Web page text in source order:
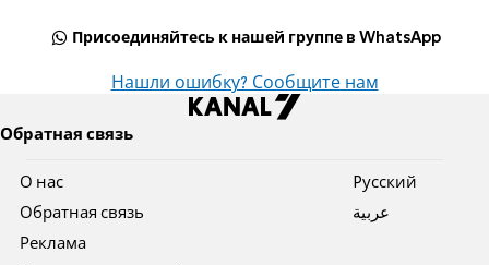
Присоединяйтесь к нашей группе в WhatsApp
Нашли ошибку? Сообщите нам
Обратная связь
О нас
Обратная связь
Реклама
Pусский
عربية